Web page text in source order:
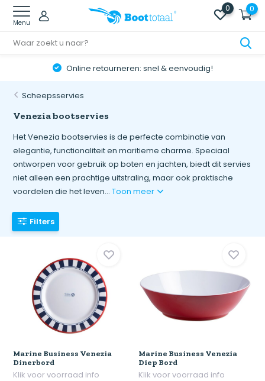
Menu
0 0
Online retourneren: snel & eenvoudig!
Scheepsservies
Venezia bootservies
Het Venezia bootservies is de perfecte combinatie van
elegantie, functionaliteit en maritieme charme. Speciaal
ontworpen voor gebruik op boten en jachten, biedt dit servies
niet alleen een prachtige uitstraling, maar ook praktische
voordelen die het leven...Toon meer
Filters
Marine Business Venezia
Dinerbord
Klik voor voorraad info
Marine Business Venezia
Diep Bord
Klik voor voorraad info